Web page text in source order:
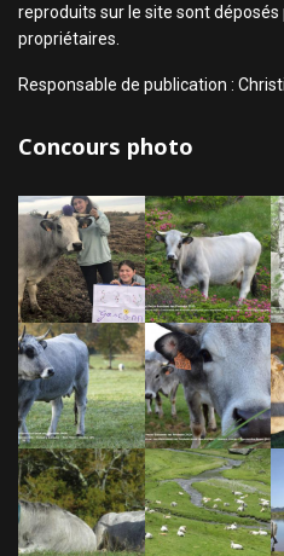
reproduits sur le site sont
propriétaires.
Responsable de publication :
Concours photo